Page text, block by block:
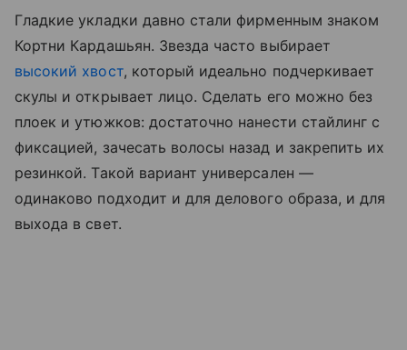
Гладкие укладки давно стали фирменным знаком
Кортни Кардашьян. Звезда часто выбирает
высокий хвост, который идеально подчеркивает
скулы и открывает лицо. Сделать его можно без
плоек и утюжков: достаточно нанести стайлинг с
фиксацией, зачесать волосы назад и закрепить их
резинкой. Такой вариант универсален —
одинаково подходит и для делового образа, и для
выхода в свет.